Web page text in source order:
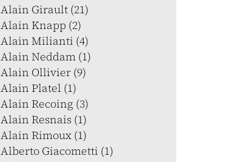
Alain Girault (21)
Alain Knapp (2)
Alain Milianti (4)
Alain Neddam (1)
Alain Ollivier (9)
Alain Platel (1)
Alain Recoing (3)
Alain Resnais (1)
Alain Rimoux (1)
Alberto Giacometti (1)